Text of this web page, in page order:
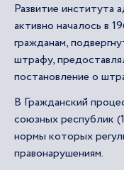
Развитие института
активно началось в
гражданам,
штрафу,
постановление о
В Гражданский
союзных республик
нормы которых
правонарушениям.